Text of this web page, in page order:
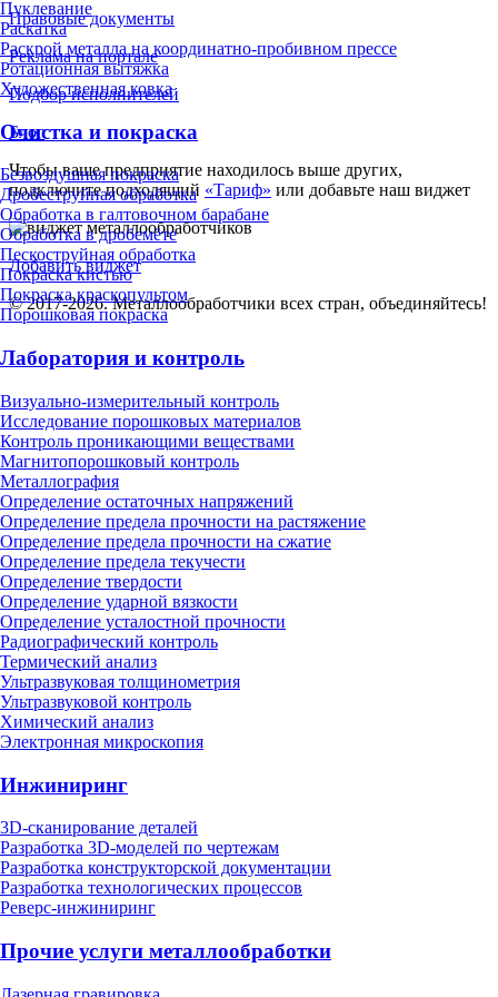
Пуклевание
Раскатка
Раскрой металла на координатно-пробивном прессе
Ротационная вытяжка
Художественная ковка
Очистка и покраска
Безвоздушная покраска
Дробеструйная обработка
Обработка в галтовочном барабане
Обработка в дробемёте
Пескоструйная обработка
Покраска кистью
Покраска краскопультом
Порошковая покраска
Лаборатория и контроль
Визуально-измерительный контроль
Исследование порошковых материалов
Контроль проникающими веществами
Магнитопорошковый контроль
Металлография
Определение остаточных напряжений
Определение предела прочности на растяжение
Определение предела прочности на сжатие
Определение предела текучести
Определение твердости
Определение ударной вязкости
Определение усталостной прочности
Радиографический контроль
Термический анализ
Ультразвуковая толщинометрия
Ультразвуковой контроль
Химический анализ
Электронная микроскопия
Инжиниринг
3D-сканирование деталей
Разработка 3D-моделей по чертежам
Разработка конструкторской документации
Разработка технологических процессов
Реверс-инжиниринг
Прочие услуги металлообработки
Правовые документы
Реклама на портале
Подбор исполнителей
Блог
Чтобы ваше предприятие находилось выше других,
подключите подходящий «Тариф» или добавьте наш виджет
Добавить виджет
© 2017-2026. Металлообработчики всех стран, объединяйтесь!